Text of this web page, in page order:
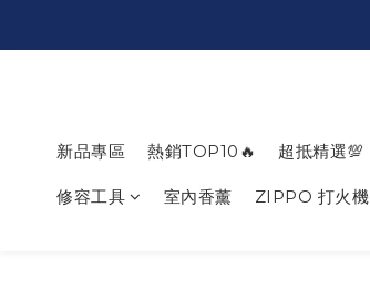
新品專區 熱銷TOP10🔥 超抵精選💯
修容工具 室內香薰 ZIPPO 打火機